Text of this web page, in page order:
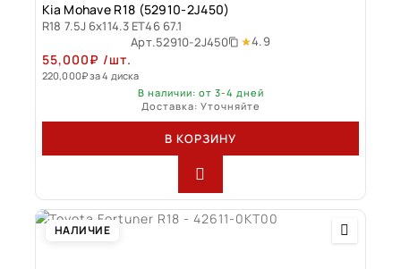
Kia Mohave R18 (52910-2J450)
R18 7.5J 6x114.3 ET46 67.1
Арт.52910-2J450 4.9
55,000₽ /шт.
220,000₽за 4 диска
В наличии: от 3-4 дней
Доставка: Уточняйте
В КОРЗИНУ
НАЛИЧИЕ